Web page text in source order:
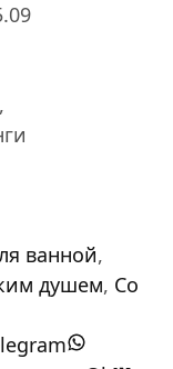
ванной,
душем, Со